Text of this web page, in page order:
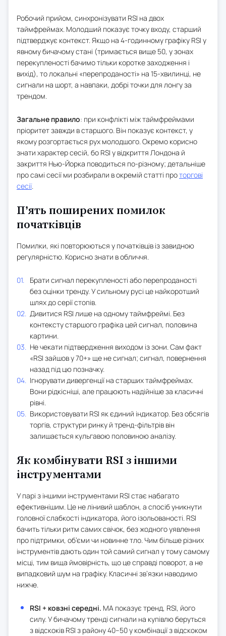
Робочий прийом, синхронізувати RSI на двох
таймфреймах. Молодший показує точку входу, старший
підтверджує контекст. Якщо на 4-годинному графіку RSI у
явному бичачому стані (тримається вище 50, у зонах
перекупленості бачимо тільки коротке заходження і
вихід), то локальні «перепроданості» на 15-хвилинці, не
сигнали на шорт, а навпаки, добрі точки для лонгу за
трендом.
Загальне правило: при конфлікті між таймфреймами
пріоритет завжди в старшого. Він показує контекст, у
якому розгортається рух молодшого. Окремо корисно
знати характер сесій, бо RSI у відкриття Лондона й
закриття Нью-Йорка поводиться по-різному; детальніше
про самі сесії ми розбирали в окремій статті проторгові
сесії.
П’ять поширених помилок
початківців
Помилки, які повторюються у початківців із завидною
регулярністю. Корисно знати в обличчя.
Брати сигнал перекупленості або перепроданості
без оцінки тренду. У сильному русі це найкоротший
шлях до серії стопів.
Дивитися RSI лише на одному таймфреймі. Без
контексту старшого графіка цей сигнал, половина
картини.
Не чекати підтвердження виходом із зони. Сам факт
«RSI зайшов у 70+» ще не сигнал; сигнал, повернення
назад під цю позначку.
Ігнорувати дивергенції на старших таймфреймах.
Вони рідкісніші, але працюють надійніше за класичні
рівні.
Використовувати RSI як єдиний індикатор. Без обсягів
торгів, структури ринку й тренд-фільтрів він
залишається кульгавою половиною аналізу.
Як комбінувати RSI з іншими
інструментами
У парі з іншими інструментами RSI стає набагато
ефективнішим. Це не лінивий шаблон, а спосіб уникнути
головної слабкості індикатора, його ізольованості. RSI
бачить тільки ритм самих свічок, без жодного уявлення
про підтримки, об’єми чи новинне тло. Чим більше різних
інструментів дають один той самий сигнал у тому самому
місці, тим вища ймовірність, що це справді поворот, а не
випадковий шум на графіку. Класичні зв’язки наводимо
нижче.
RSI + ковзні середні. MA показує тренд, RSI, його
силу. У бичачому тренді сигнали на купівлю беруться
з відскоків RSI з району 40–50 у комбінації з відскоком